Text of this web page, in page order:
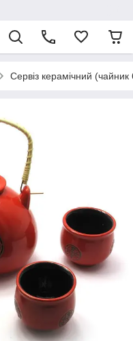
Сервіз керамічний